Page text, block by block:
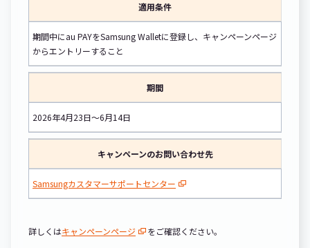
適用条件
期間中にau PAYをSamsung Walletに登録し、キャンペーンページ
からエントリーすること
期間
2026年4月23日～6月14日
キャンペーンのお問い合わせ先
Samsungカスタマーサポートセンター
詳しくはキャンペーンページ をご確認ください。